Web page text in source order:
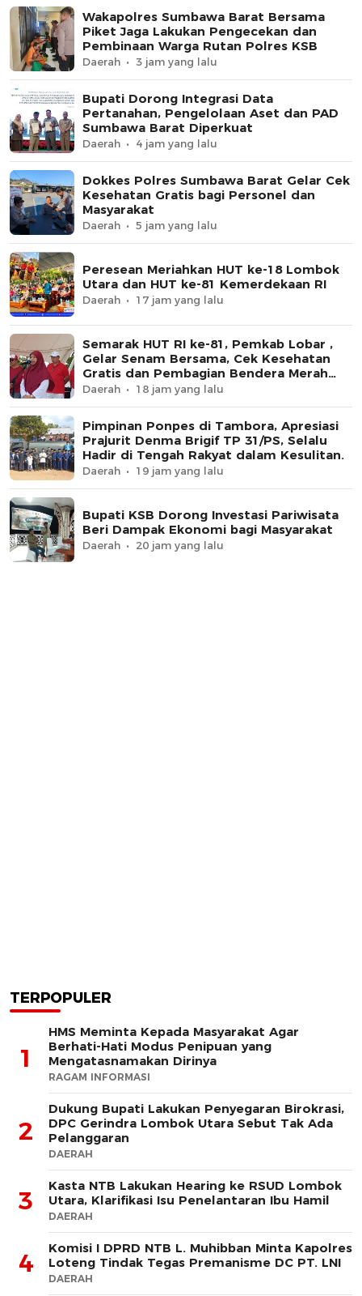
Wakapolres Sumbawa Barat Bersama
Piket Jaga Lakukan Pengecekan dan
Pembinaan Warga Rutan Polres KSB
Daerah 3 jam yang lalu
Bupati Dorong Integrasi Data
Pertanahan, Pengelolaan Aset dan PAD
Sumbawa Barat Diperkuat
Daerah 4 jam yang lalu
Dokkes Polres Sumbawa Barat Gelar Cek
Kesehatan Gratis bagi Personel dan
Masyarakat
Daerah 5 jam yang lalu
Peresean Meriahkan HUT ke-18 Lombok
Utara dan HUT ke-81 Kemerdekaan RI
Daerah 17 jam yang lalu
Semarak HUT RI ke-81, Pemkab Lobar ,
Gelar Senam Bersama, Cek Kesehatan
Gratis dan Pembagian Bendera Merah
Putih
Daerah 18 jam yang lalu
Pimpinan Ponpes di Tambora, Apresiasi
Prajurit Denma Brigif TP 31/PS, Selalu
Hadir di Tengah Rakyat dalam Kesulitan.
Daerah 19 jam yang lalu
Bupati KSB Dorong Investasi Pariwisata
Beri Dampak Ekonomi bagi Masyarakat
Daerah 20 jam yang lalu
TERPOPULER
1
HMS Meminta Kepada Masyarakat Agar
Berhati-Hati Modus Penipuan yang
Mengatasnamakan Dirinya
RAGAM INFORMASI
2
Dukung Bupati Lakukan Penyegaran Birokrasi,
DPC Gerindra Lombok Utara Sebut Tak Ada
Pelanggaran
DAERAH
3
Kasta NTB Lakukan Hearing ke RSUD Lombok
Utara, Klarifikasi Isu Penelantaran Ibu Hamil
DAERAH
4
Komisi I DPRD NTB L. Muhibban Minta Kapolres
Loteng Tindak Tegas Premanisme DC PT. LNI
DAERAH